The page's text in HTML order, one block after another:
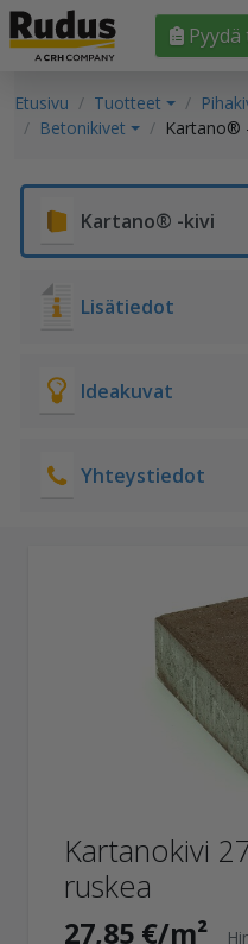
Etusivu Tuotteet
Betonikivet
Kartano®
Kartano® -kivi
Lisätiedot
Ideakuvat
Yhteystiedot
Kartanokivi
ruskea
27,85 €/m²